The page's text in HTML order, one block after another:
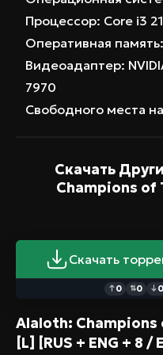
соревновательном
возможности
история только
Процессор: Core i3
Оперативная
Видеоадаптер:
7970
Свободного места
Скачать
Champions of
Скачать
↑0 ⇅0 ↓0
Alaloth: Champions
[L] [RUS + ENG + 8 /